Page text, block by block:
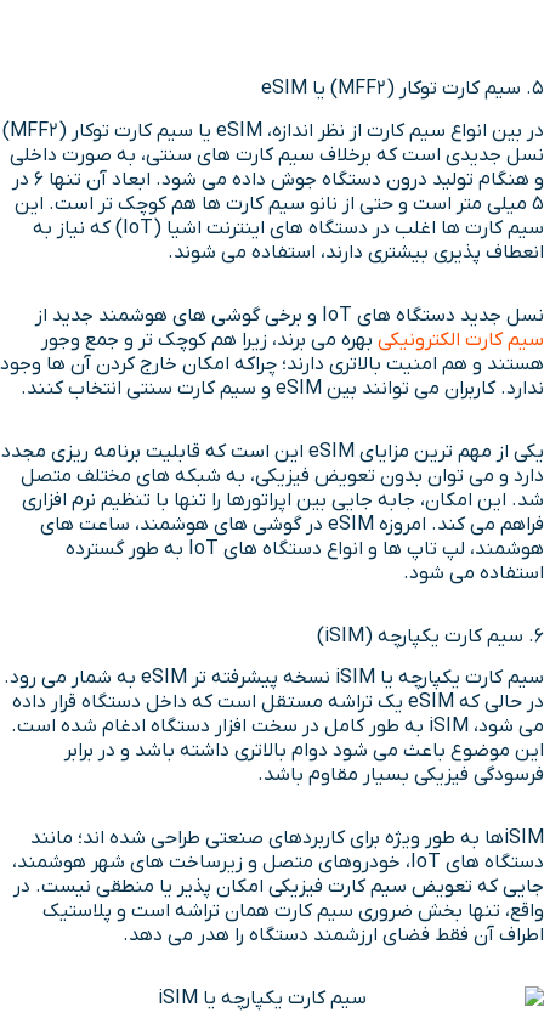
۵. سیم کارت توکار (MFF2) یا eSIM
در بین انواع سیم کارت از نظر اندازه، eSIM یا سیم کارت توکار (MFF2)
نسل جدیدی است که برخلاف سیم کارت های سنتی، به صورت داخلی
و هنگام تولید درون دستگاه جوش داده می شود. ابعاد آن تنها ۶ در
۵ میلی متر است و حتی از نانو سیم کارت ها هم کوچک تر است. این
سیم کارت ها اغلب در دستگاه های اینترنت اشیا (IoT) که نیاز به
انعطاف پذیری بیشتری دارند، استفاده می شوند.
نسل جدید دستگاه های IoT و برخی گوشی های هوشمند جدید از
سیم کارت الکترونیکی بهره می برند، زیرا هم کوچک تر و جمع وجور
هستند و هم امنیت بالاتری دارند؛ چراکه امکان خارج کردن آن ها وجود
ندارد. کاربران می توانند بین eSIM و سیم کارت سنتی انتخاب کنند.
یکی از مهم ترین مزایای eSIM این است که قابلیت برنامه ریزی مجدد
دارد و می توان بدون تعویض فیزیکی، به شبکه های مختلف متصل
شد. این امکان، جابه جایی بین اپراتورها را تنها با تنظیم نرم افزاری
فراهم می کند. امروزه eSIM در گوشی های هوشمند، ساعت های
هوشمند، لپ تاپ ها و انواع دستگاه های IoT به طور گسترده
استفاده می شود.
۶. سیم کارت یکپارچه (iSIM)
سیم کارت یکپارچه یا iSIM نسخه پیشرفته تر eSIM به شمار می رود.
در حالی که eSIM یک تراشه مستقل است که داخل دستگاه قرار داده
می شود، iSIM به طور کامل در سخت افزار دستگاه ادغام شده است.
این موضوع باعث می شود دوام بالاتری داشته باشد و در برابر
فرسودگی فیزیکی بسیار مقاوم باشد.
iSIMها به طور ویژه برای کاربردهای صنعتی طراحی شده اند؛ مانند
دستگاه های IoT، خودروهای متصل و زیرساخت های شهر هوشمند،
جایی که تعویض سیم کارت فیزیکی امکان پذیر یا منطقی نیست. در
واقع، تنها بخش ضروری سیم کارت همان تراشه است و پلاستیک
اطراف آن فقط فضای ارزشمند دستگاه را هدر می دهد.